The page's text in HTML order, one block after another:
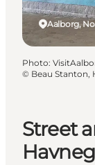
Street
Aalborg,
Photo:
© Beau Stanton,